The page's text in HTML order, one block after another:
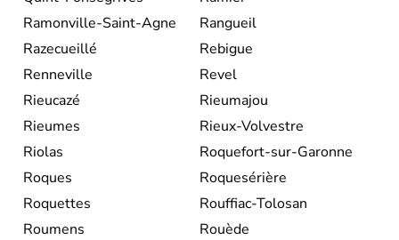
Ramonville-Saint-Agne
Rangueil
Razecueillé
Rebigue
Renneville
Revel
Rieucazé
Rieumajou
Rieumes
Rieux-Volvestre
Riolas
Roquefort-sur-Garonne
Roques
Roquesérière
Roquettes
Rouffiac-Tolosan
Roumens
Rouède